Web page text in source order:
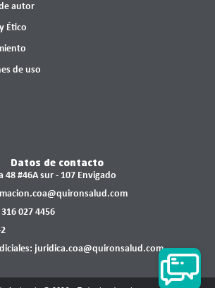
autor
Ético
de uso
Datos de contacto
48 #46A sur - 107 Envigado
027 4456
juridica.coa@quironsalud.com